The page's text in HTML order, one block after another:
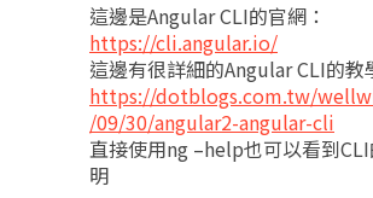
這邊是Angular CLI的官網：
https://cli.angular.io/
這邊有很詳細的Angular CLI的教
https://dotblogs.com.tw/
/09/30/angular2-angular-cli
直接使用ng –help也可以看到
明